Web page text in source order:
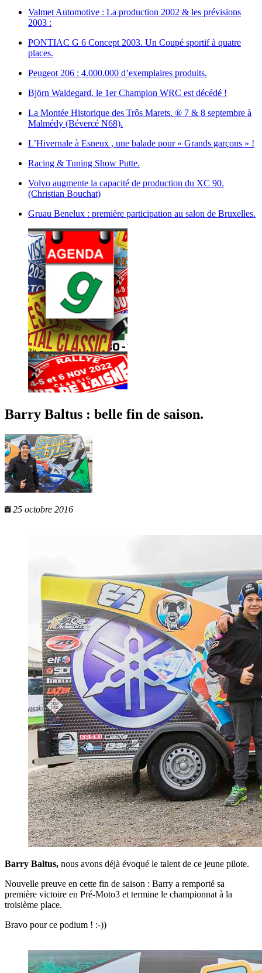
Valmet Automotive : La production 2002 & les prévisions
2003 :
PONTIAC G 6 Concept 2003. Un Coupé sportif à quatre
places.
Peugeot 206 : 4.000.000 d’exemplaires produits.
Björn Waldegard, le 1er Champion WRC est décédé !
La Montée Historique des Trôs Marets. ® 7 & 8 septembre à
Malmédy (Bévercé N68).
L’Hivernale à Esneux , une balade pour « Grands garçons » !
Racing & Tuning Show Putte.
Volvo augmente la capacité de production du XC 90.
(Christian Bouchat)
Gruau Benelux : première participation au salon de Bruxelles.
Barry Baltus : belle fin de saison.
25 octobre 2016
Barry Baltus, nous avons déjà évoqué le talent de ce jeune pilote.
Nouvelle preuve en cette fin de saison : Barry a remporté sa
première victoire en Pré-Moto3 et termine le championnat à la
troisième place.
Bravo pour ce podium ! :-))